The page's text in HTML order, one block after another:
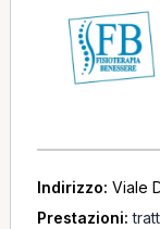
Indirizzo: Viale
Prestazioni: